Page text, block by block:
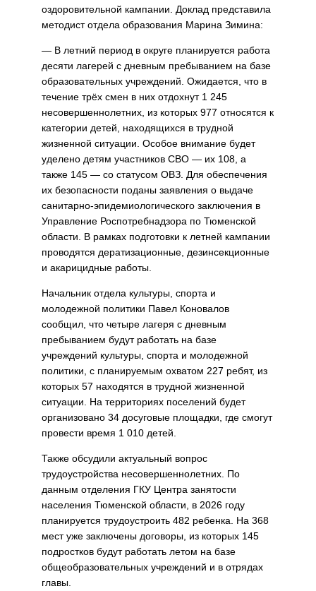
оздоровительной кампании. Доклад представила
методист отдела образования Марина Зимина:
— В летний период в округе планируется работа
десяти лагерей с дневным пребыванием на базе
образовательных учреждений. Ожидается, что в
течение трёх смен в них отдохнут 1 245
несовершеннолетних, из которых 977 относятся к
категории детей, находящихся в трудной
жизненной ситуации. Особое внимание будет
уделено детям участников СВО — их 108, а
также 145 — со статусом ОВЗ. Для обеспечения
их безопасности поданы заявления о выдаче
санитарно-эпидемиологического заключения в
Управление Роспотребнадзора по Тюменской
области. В рамках подготовки к летней кампании
проводятся дератизационные, дезинсекционные
и акарицидные работы.
Начальник отдела культуры, спорта и
молодежной политики Павел Коновалов
сообщил, что четыре лагеря с дневным
пребыванием будут работать на базе
учреждений культуры, спорта и молодежной
политики, с планируемым охватом 227 ребят, из
которых 57 находятся в трудной жизненной
ситуации. На территориях поселений будет
организовано 34 досуговые площадки, где смогут
провести время 1 010 детей.
Также обсудили актуальный вопрос
трудоустройства несовершеннолетних. По
данным отделения ГКУ Центра занятости
населения Тюменской области, в 2026 году
планируется трудоустроить 482 ребенка. На 368
мест уже заключены договоры, из которых 145
подростков будут работать летом на базе
общеобразовательных учреждений и в отрядах
главы.